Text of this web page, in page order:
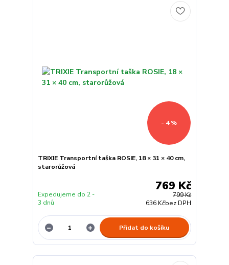
- 4 %
TRIXIE Transportní taška ROSIE, 18 × 31 × 40 cm,
starorůžová
799 Kč
769 Kč
636 Kčbez DPH
Expedujeme do 2 -
3 dnů
Přidat do košíku